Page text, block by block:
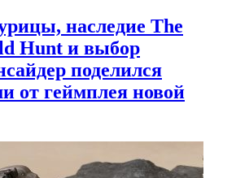
наследие The
Hunt и выбор
поделился
от геймплея новой